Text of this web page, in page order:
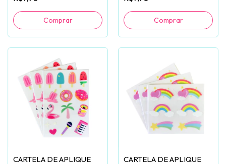
UNIDADES
Comprar
UNIDADES
CARTELA DE APLIQUE
CARTELA DE APLIQUE